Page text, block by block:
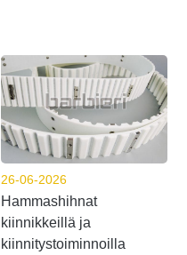
26-06-2026
Hammashihnat
kiinnikkeillä ja
kiinnitystoiminnoilla